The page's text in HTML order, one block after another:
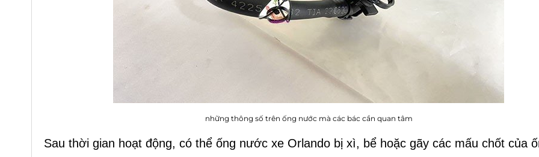
những thông số trên ống nước mà các bác cần quan tâm
Sau thời gian hoạt động, có thể ống nước xe Orlando bị xì, bể hoặc gãy các mấu chốt của